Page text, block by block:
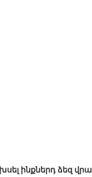
ինքներդ ձեզ վրա